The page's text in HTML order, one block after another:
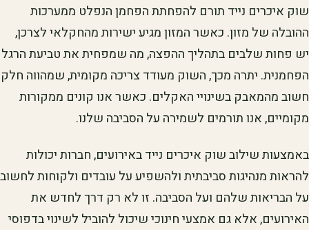
שוק איכרים נייד תורם להפחתת הפחמן הנפלט ממערכות
ההובלה של מזון. כאשר המזון מגיע ישירות מהחקלאי לצרכן,
יש פחות שלבים בתהליך ההפצה, מה שמפחית את טביעת הרגל
הפחמנית. יתרה מכך, השוק מעודד צריכה מקומית, שמהווה חלק
חשוב מהמאבק בשינויי האקלים. כאשר אנו קונים ממקורות
מקומיים, אנו תורמים לשמירה על הסביבה שלנו.
באמצעות שילוב שוק איכרים נייד באירועים, חברות יכולות
להראות מנהיגות סביבתית ולהשפיע על עובדים ולקוחות לחשוב
על הבריאות שלהם ועל הסביבה. זו לא רק דרך לחדש את
האירועים, אלא גם אמצעי חינוכי שיכול להוביל לשינוי בדפוסי